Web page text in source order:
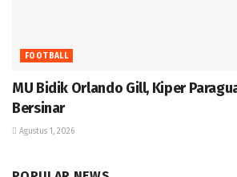
FOOTBALL
MU Bidik Orlando Gill, Kiper
Bersinar
Agustus 1, 2026